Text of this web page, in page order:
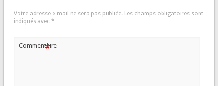
Votre adresse e-mail ne sera pas publiée. Les champs obligatoires sont
indiqués avec *
Commentaire
*